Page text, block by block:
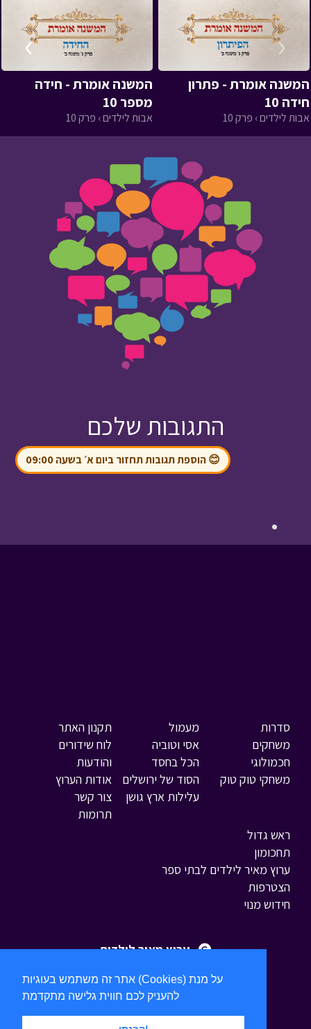
אתר זה משתמש בעוגיות (Cookies) על מנת
המשנה אומרת - פתרון
חידה 10
אבות לילדים › פרק 10
המשנה אומרת - חידה
מספר 10
אבות לילדים › פרק 10
‹
›
התגובות שלכם
😊 הוספת תגובות תחזור ביום א׳ בשעה 09:00
סדרות
משחקים
חכמולוגי
משחקי טוק טוק
מעמול
אסי וטוביה
הכל בחסד
הסוד של ירושלים
עלילות ארץ גושן
ראש גדול
תחכומון
ערוץ מאיר לילדים לבתי ספר
הצטרפות
חידוש מנוי
תקנון האתר
לוח שידורים
והודעות
אודות הערוץ
צור קשר
תרומות
ערוץ מאיר לילדים